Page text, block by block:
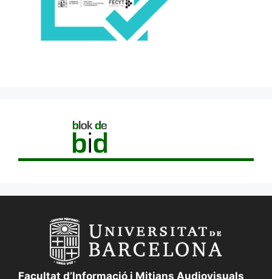
Facultat d’Informació i Mitjans Audiovisuals